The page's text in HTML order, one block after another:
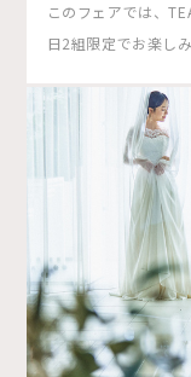
このフェアでは、
日2組限定でお楽し